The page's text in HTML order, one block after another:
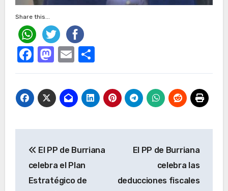
Share this...
Facebook
Mastodon
Email
de
entradas
El PP de Burriana
celebra el Plan
Estratégico de
El PP de Burriana
celebra las
deducciones fiscales